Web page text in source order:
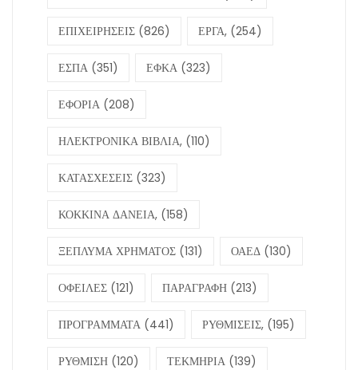
ΕΠΙΧΕΙΡΗΣΕΙΣ (826) ΕΡΓΑ, (254)
ΕΣΠΑ (351) ΕΦΚΑ (323)
ΕΦΟΡΙΑ (208)
ΗΛΕΚΤΡΟΝΙΚΑ ΒΙΒΛΙΑ, (110)
ΚΑΤΑΣΧΕΣΕΙΣ (323)
ΚΟΚΚΙΝΑ ΔΑΝΕΙΑ, (158)
ΞΕΠΛΥΜΑ ΧΡΗΜΑΤΟΣ (131) ΟΑΕΔ (130)
ΟΦΕΙΛΕΣ (121) ΠΑΡΑΓΡΑΦΗ (213)
ΠΡΟΓΡΑΜΜΑΤΑ (441) ΡΥΘΜΙΣΕΙΣ, (195)
ΡΥΘΜΙΣΗ (120) ΤΕΚΜΗΡΙΑ (139)